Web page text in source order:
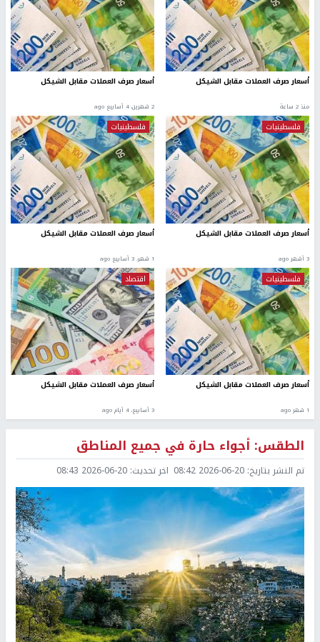
أسعار صرف العملات مقابل الشيكل
منذ 2 ساعة
أسعار صرف العملات مقابل الشيكل
2 شهرين، 4 أسابيع ago
فلسطينيات
أسعار صرف العملات مقابل الشيكل
3 أشهر ago
فلسطينيات
أسعار صرف العملات مقابل الشيكل
1 شهر، 3 أسابيع ago
فلسطينيات
أسعار صرف العملات مقابل الشيكل
1 شهر ago
اقتصاد
أسعار صرف العملات مقابل الشيكل
3 أسابيع، 4 أيام ago
الطقس: أجواء حارة في جميع المناطق
تم النشر بتاريخ: 2026-06-20 08:42 اخر تحديث: 2026-06-20 08:43